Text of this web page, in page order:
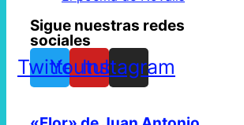
Sigue nuestras redes
sociales
TwitterYoutube
Instagram